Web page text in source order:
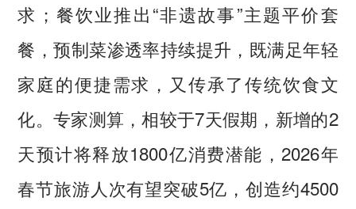
求；餐饮业推出“非遗故事”主题平价套
餐，预制菜渗透率持续提升，既满足年轻
家庭的便捷需求，又传承了传统饮食文
化。专家测算，相较于7天假期，新增的2
天预计将释放1800亿消费潜能，2026年
春节旅游人次有望突破5亿，创造约4500